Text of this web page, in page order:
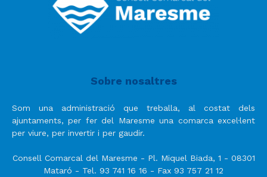
Sobre nosaltres
Som una administració que treballa, al costat dels
ajuntaments, per fer del Maresme una comarca excel·lent
per viure, per invertir i per gaudir.
Consell Comarcal del Maresme - Pl. Miquel Biada, 1 - 08301
Mataró - Tel. 93 741 16 16 - Fax 93 757 21 12